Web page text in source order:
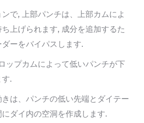
で, 上部パンチは、上部カムによ
上げられます, 成分を追加するた
ーをバイパスします.
ップカムによって低いパンチが下
.
は、パンチの低い先端とダイテー
ダイ内の空洞を作成します.